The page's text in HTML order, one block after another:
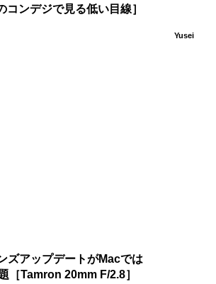
コンデジで見る低い目線］
Yusei
ズアップデートがMacでは
［Tamron 20mm F/2.8］